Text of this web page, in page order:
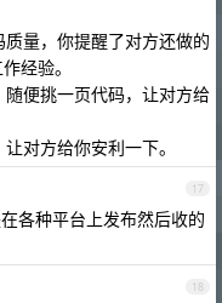
量，你提醒了对方还做的
经验。
便挑一页代码，让对方给
对方给你安利一下。
17
各种平台上发布然后收的
18